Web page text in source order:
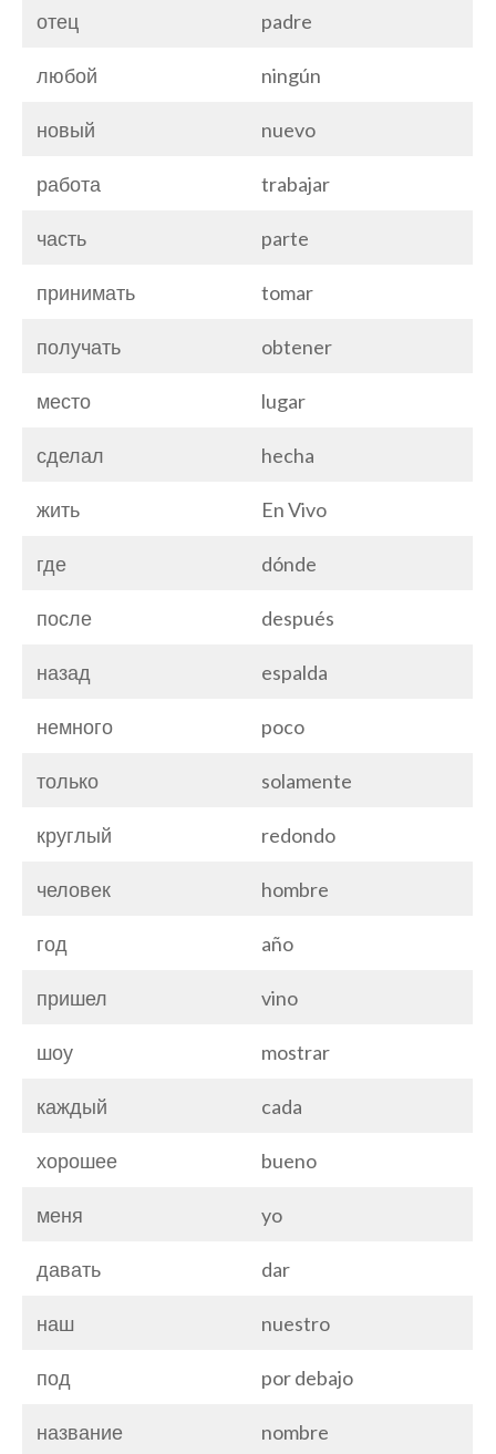
отец padre
любой ningún
новый nuevo
работа trabajar
часть parte
принимать tomar
получать obtener
место lugar
сделал hecha
жить En Vivo
где dónde
после después
назад espalda
немного poco
только solamente
круглый redondo
человек hombre
год año
пришел vino
шоу mostrar
каждый cada
хорошее bueno
меня yo
давать dar
наш nuestro
под por debajo
название nombre